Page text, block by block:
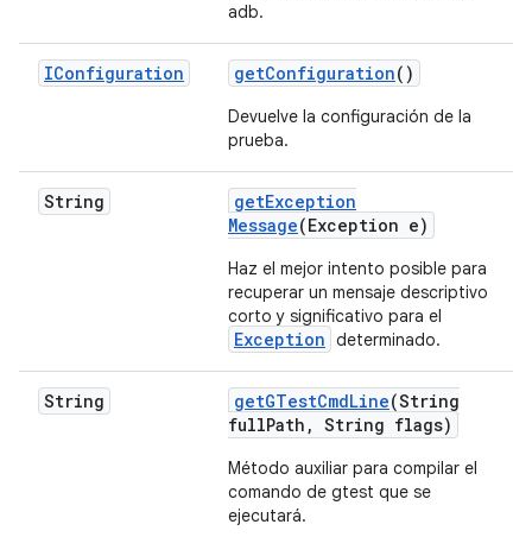
adb.
IConfiguration getConfiguration()
Devuelve la configuración de la
prueba.
String getException
Message(Exception e)
Haz el mejor intento posible para
recuperar un mensaje descriptivo
corto y significativo para el
Exception determinado.
String getGTestCmdLine(String
fullPath , String flags)
Método auxiliar para compilar el
comando de gtest que se
ejecutará.